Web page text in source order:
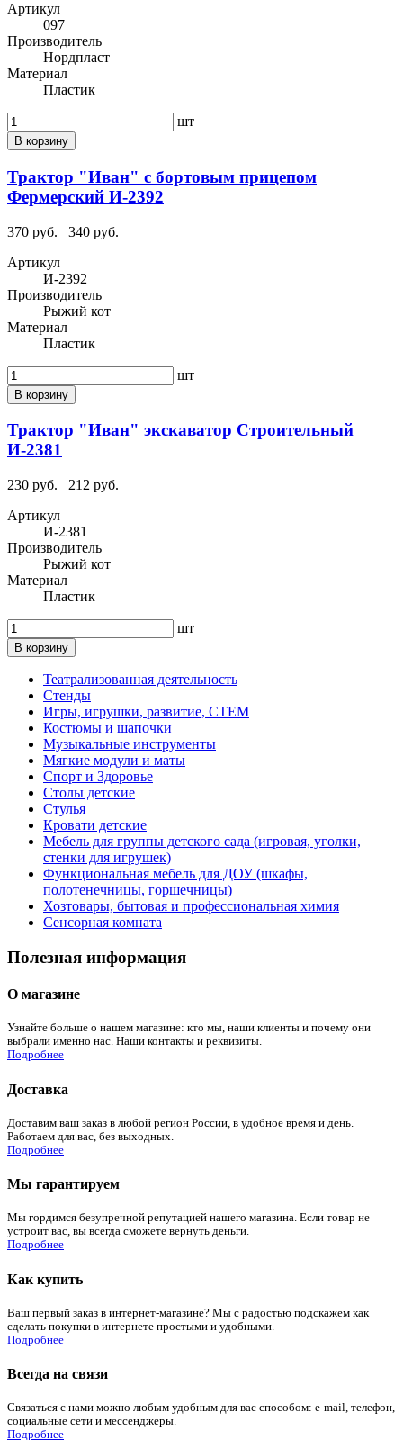
Артикул
097
Производитель
Нордпласт
Материал
Пластик
шт
В корзину
Трактор "Иван" с бортовым прицепом
Фермерский И-2392
370 руб.
340 руб.
Артикул
И-2392
Производитель
Рыжий кот
Материал
Пластик
шт
В корзину
Трактор "Иван" экскаватор Строительный
И-2381
230 руб.
212 руб.
Артикул
И-2381
Производитель
Рыжий кот
Материал
Пластик
шт
В корзину
Театрализованная деятельность
Стенды
Игры, игрушки, развитие, СТЕМ
Костюмы и шапочки
Музыкальные инструменты
Мягкие модули и маты
Спорт и Здоровье
Столы детские
Стулья
Кровати детские
Мебель для группы детского сада (игровая, уголки,
стенки для игрушек)
Функциональная мебель для ДОУ (шкафы,
полотенечницы, горшечницы)
Хозтовары, бытовая и профессиональная химия
Сенсорная комната
Полезная информация
О магазине
Узнайте больше о нашем магазине: кто мы, наши клиенты и почему они
выбрали именно нас. Наши контакты и реквизиты.
Подробнее
Доставка
Доставим ваш заказ в любой регион России, в удобное время и день.
Работаем для вас, без выходных.
Подробнее
Мы гарантируем
Мы гордимся безупречной репутацией нашего магазина. Если товар не
устроит вас, вы всегда сможете вернуть деньги.
Подробнее
Как купить
Ваш первый заказ в интернет-магазине? Мы с радостью подскажем как
сделать покупки в интернете простыми и удобными.
Подробнее
Всегда на связи
Связаться с нами можно любым удобным для вас способом: e-mail, телефон,
социальные сети и мессенджеры.
Подробнее